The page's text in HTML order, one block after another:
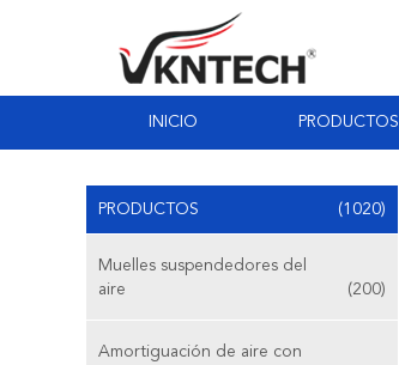
INICIO PRODUCTOS
PRODUCTOS (1020)
Muelles suspendedores del
aire
(200)
Amortiguación de aire con